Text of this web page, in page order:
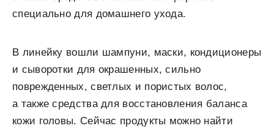
специально для домашнего ухода.
В линейку вошли шампуни, маски, кондиционеры
и сыворотки для окрашенных, сильно
поврежденных, светлых и пористых волос,
а также средства для восстановления баланса
кожи головы. Сейчас продукты можно найти